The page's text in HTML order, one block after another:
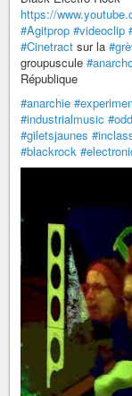
https://
#Agitprop #videoclip
#Cinetract sur la
groupuscule
République
#anarchie
#industrialmusic #odd
#giletsjaunes
#blackrock